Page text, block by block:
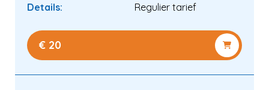
Details: Regulier tarief
€ 20